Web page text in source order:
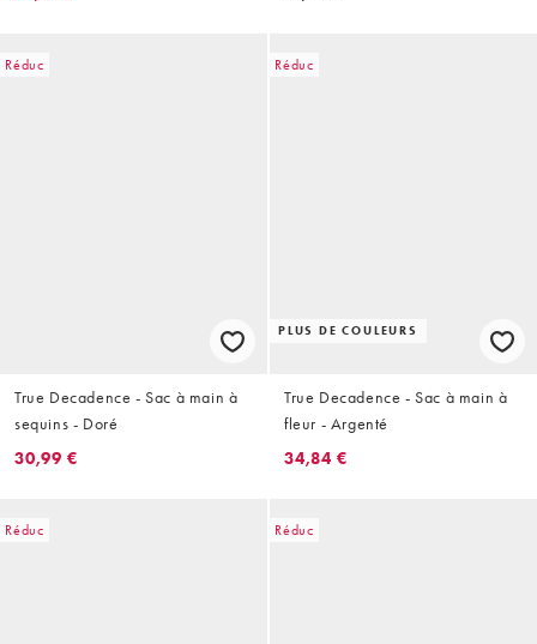
Réduc
True Decadence - Sac à main à
sequins - Doré
30,99 €
Réduc
PLUS DE COULEURS
True Decadence - Sac à main à
fleur - Argenté
34,84 €
Réduc Réduc